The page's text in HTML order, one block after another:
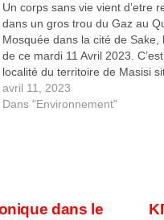
Un corps sans vie vient d’etre
dans un gros trou du Gaz au
Mosquée dans la cité de Sake,
de ce mardi 11 Avril 2023.
localité du territoire de Masisi
km de l’Ouest de Goma, chef-
Province du Nord-Kivu…
avril 11, 2023
Dans "Environnement"
dans le